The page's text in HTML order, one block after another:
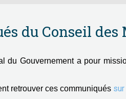
du Conseil
du Gouvernement a pour
retrouver ces communiqués